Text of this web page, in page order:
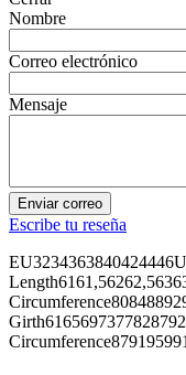
Nombre
Correo electrónico
Mensaje
Enviar correo
Escribe tu reseña